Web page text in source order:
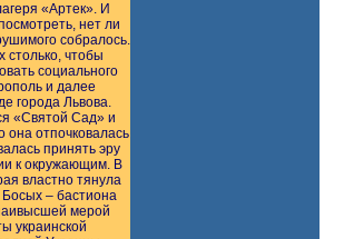
«Артек». И
нет ли
собралось.
столько, чтобы
социального
и далее
города Львова.
«Святой Сад» и
она отпочковалась
принять эру
к окружающим. В
властно тянула
Босых – бастиона
мерой
украинской